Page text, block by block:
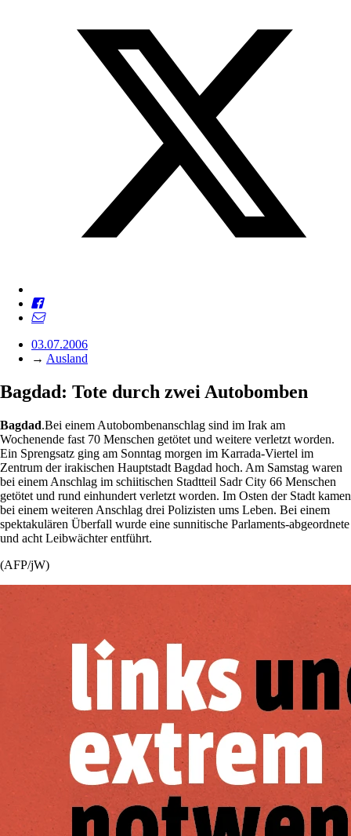
03.07.2006
→ Ausland
Bagdad: Tote durch zwei Autobomben
Bagdad.Bei einem Autobombenanschlag sind im Irak am
Wochenende fast 70 Menschen getötet und weitere verletzt worden.
Ein Sprengsatz ging am Sonntag morgen im Karrada-Viertel im
Zentrum der irakischen Hauptstadt Bagdad hoch. Am Samstag waren
bei einem Anschlag im schiitischen Stadtteil Sadr City 66 Menschen
getötet und rund einhundert verletzt worden. Im Osten der Stadt kamen
bei einem weiteren Anschlag drei Polizisten ums Leben. Bei einem
spektakulären Überfall wurde eine sunnitische Parlaments-abgeordnete
und acht Leibwächter entführt.
(AFP/jW)